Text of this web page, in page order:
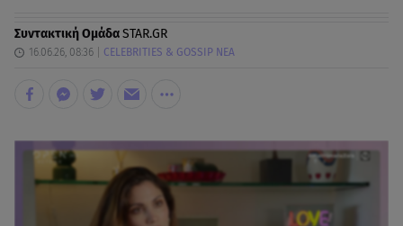
Συντακτική ΟμάδαSTAR.GR
16.06.26, 08:36 CELEBRITIES & GOSSIP ΝΕΑ